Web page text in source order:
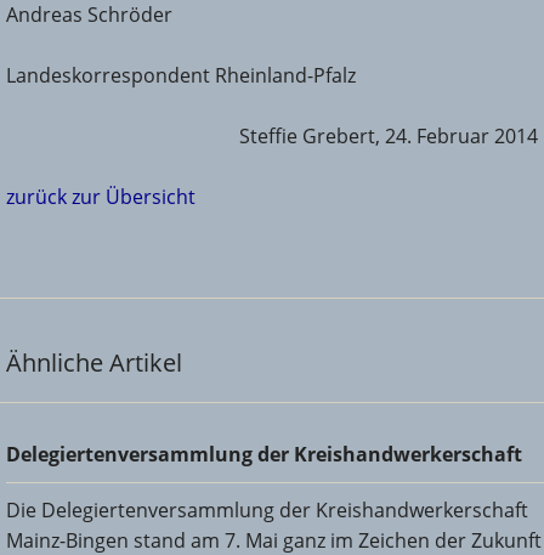
Andreas Schröder
Landeskorrespondent Rheinland-Pfalz
Steffie Grebert, 24. Februar 2014
zurück zur Übersicht
Ähnliche Artikel
Delegiertenversammlung der Kreishandwerkerschaft
Delegiertenversammlung der Kreishandwerkerschaft
Die Delegiertenversammlung der Kreishandwerkerschaft
Mainz-Bingen stand am 7. Mai ganz im Zeichen der Zukunft